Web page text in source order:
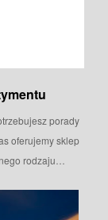
porady
oferujemy sklep
rodzaju…